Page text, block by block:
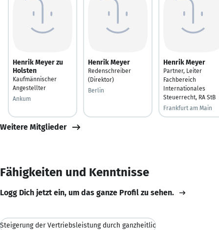
Henrik Meyer zu
Holsten
Kaufmännischer
Angestellter
Ankum
Henrik Meyer
Redenschreiber
(Direktor)
Berlin
Henrik Meyer
Partner, Leiter
Fachbereich
Internationales
Steuerrecht, RA StB
Frankfurt am Main
Weitere Mitglieder
Fähigkeiten und Kenntnisse
Logg Dich jetzt ein, um das ganze Profil zu sehen.
Steigerung der Vertriebsleistung durch ganzheitlic